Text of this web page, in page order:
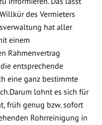
des Vermieters
hat aller
einem
Rahmenvertrag
entsprechende
eine ganz bestimmte
lohnt es sich für
früh genug bzw. sofort
Rohrreinigung in